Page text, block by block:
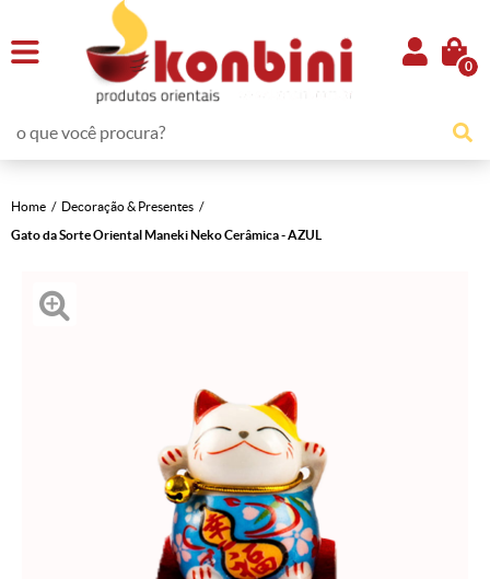
0
Home
Decoração & Presentes
Gato da Sorte Oriental Maneki Neko Cerâmica - AZUL